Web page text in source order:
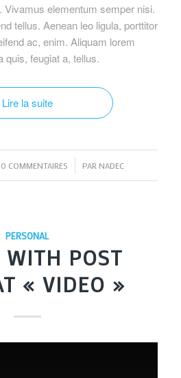
Vivamus elementum semper nisi.
tellus. Aenean leo ligula, porttitor
ac, enim. Aliquam lorem
quis, feugiat a, tellus.
Lire la suite
0 COMMENTAIRES
/ PAR NADEC
PERSONAL
WITH POST
« VIDEO »